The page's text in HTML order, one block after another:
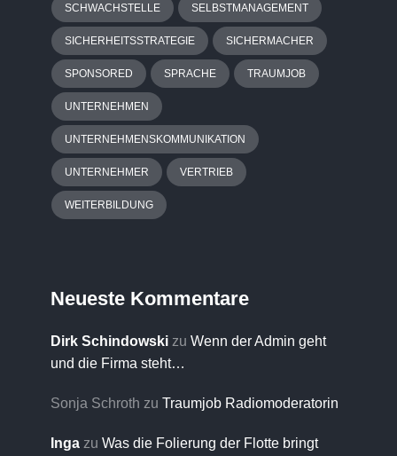
SCHWACHSTELLE SELBSTMANAGEMENT
SICHERHEITSSTRATEGIE SICHERMACHER
SPONSORED SPRACHE TRAUMJOB
UNTERNEHMEN
UNTERNEHMENSKOMMUNIKATION
UNTERNEHMER VERTRIEB
WEITERBILDUNG
Neueste Kommentare
Dirk Schindowski zu Wenn der Admin geht
und die Firma steht…
Sonja Schroth zu Traumjob Radiomoderatorin
Inga zu Was die Folierung der Flotte bringt